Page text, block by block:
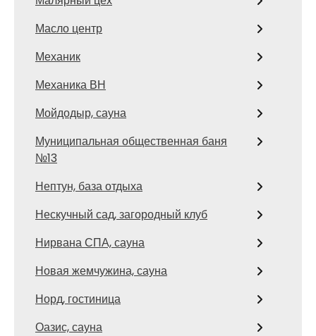
Масло центр
Механик
Механика ВН
Мойдодыр, сауна
Муниципальная общественная баня
№13
Нептун, база отдыха
Нескучный сад, загородный клуб
Нирвана СПА, сауна
Новая жемчужина, сауна
Норд, гостиница
Оазис, сауна